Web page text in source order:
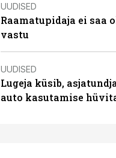
UUDISED
Raamatupidaja ei saa
vastu
UUDISED
Lugeja küsib,
auto kasutamise